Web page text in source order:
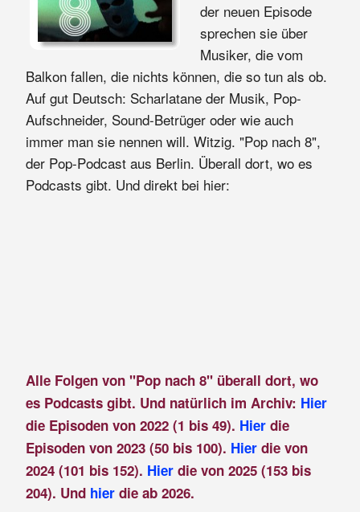
der neuen Episode
sprechen sie über
Musiker, die vom
Balkon fallen, die nichts können, die so tun als ob.
Auf gut Deutsch: Scharlatane der Musik, Pop-
Aufschneider, Sound-Betrüger oder wie auch
immer man sie nennen will. Witzig. "Pop nach 8",
der Pop-Podcast aus Berlin. Überall dort, wo es
Podcasts gibt. Und direkt bei hier:
Alle Folgen von "Pop nach 8" überall dort, wo
es Podcasts gibt. Und natürlich im Archiv: Hier
die Episoden von 2022 (1 bis 49). Hierdie
Episoden von 2023 (50 bis 100). Hier die von
2024 (101 bis 152). Hier die von 2025 (153 bis
204). Und hier die ab 2026.